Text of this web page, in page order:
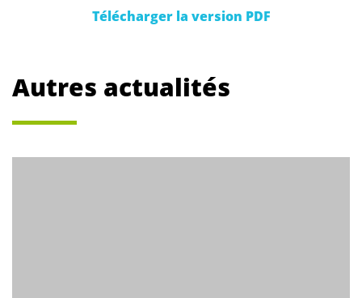
Télécharger la version PDF
Autres actualités